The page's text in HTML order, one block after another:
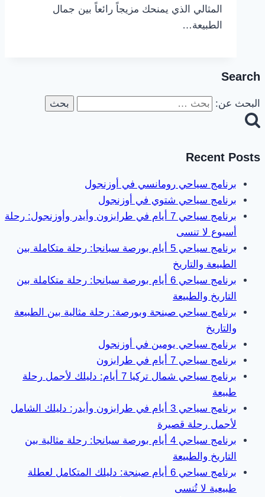
المثالي الذي يمنحك مزيجاً رائعاً بين جمال
الطبيعة…
Search
البحث عن:
Recent Posts
برنامج سياحي رومانسي في أوزنجول
برنامج سياحي شتوي في أوزنجول
برنامج سياحي 7 أيام في طرابزون وأيدر وأوزنجول: رحلة
أسبوع لا تنسى
برنامج سياحي 5 أيام بورصة سبانجا: رحلة متكاملة بين
الطبيعة والتاريخ
برنامج سياحي 6 أيام بورصة سبانجا: رحلة متكاملة بين
التاريخ والطبيعة
برنامج سياحي صبنجة وبورصة: رحلة مثالية بين الطبيعة
والتاريخ
برنامج سياحي يومين في أوزنجول
برنامج سياحي 7 أيام في طرابزون
برنامج سياحي شمال تركيا 7 أيام: دليلك لأجمل رحلة
طبيعة
برنامج سياحي 3 أيام في طرابزون وأيدر: دليلك الشامل
لأجمل رحلة قصيرة
برنامج سياحي 4 أيام بورصة سبانجا: رحلة مثالية بين
التاريخ والطبيعة
برنامج سياحي 6 أيام صبنجة: دليلك المتكامل لعطلة
طبيعية لا تُنسى